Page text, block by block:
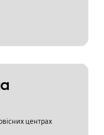
центрах